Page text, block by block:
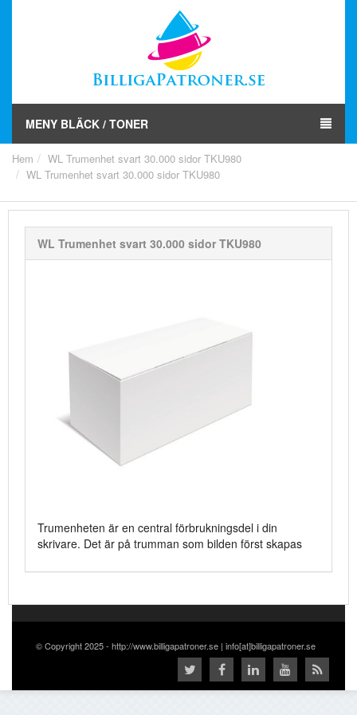
MENY BLÄCK / TONER
Hem
WL Trumenhet svart 30.000 sidor TKU980
WL Trumenhet svart 30.000 sidor TKU980
WL Trumenhet svart 30.000 sidor TKU980
Trumenheten är en central förbrukningsdel i din
skrivare. Det är på trumman som bilden först skapas
© Copyright 2025 - http://www.billigapatroner.se | info[at]billigapatroner.se